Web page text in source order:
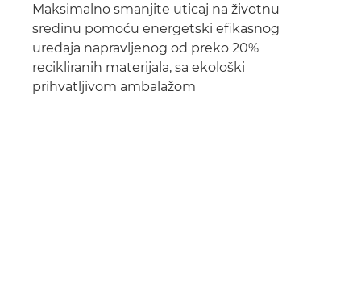
Maksimalno smanjite uticaj na životnu
sredinu pomoću energetski efikasnog
uređaja napravljenog od preko 20%
recikliranih materijala, sa ekološki
prihvatljivom ambalažom